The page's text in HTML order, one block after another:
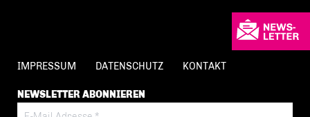
IMPRESSUM DATENSCHUTZ KONTAKT
NEWSLETTER ABONNIEREN